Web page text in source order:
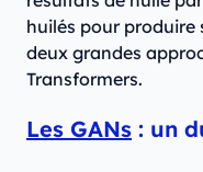
huilés pour produire
deux grandes
Transformers.
Les GANs : un